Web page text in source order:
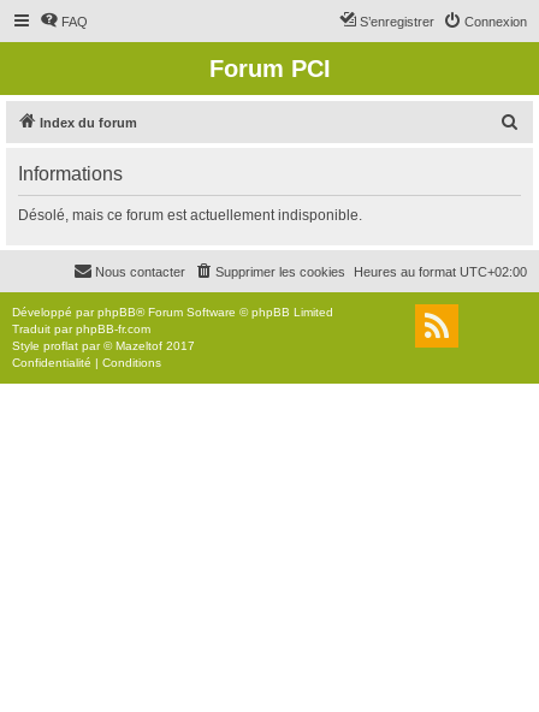
FAQ Connexion
S’enregistrer
Forum PCI
Index du forum
r
c
r
Informations
Désolé, mais ce forum est actuellement indisponible.
Heures au format UTC+02:00
Supprimer les cookies
Nous contacter
Développé parphpBB® Forum Software © phpBB Limited
Traduit parphpBB-fr.com
Style proflat par ©Mazeltof 2017
Confidentialité | Conditions